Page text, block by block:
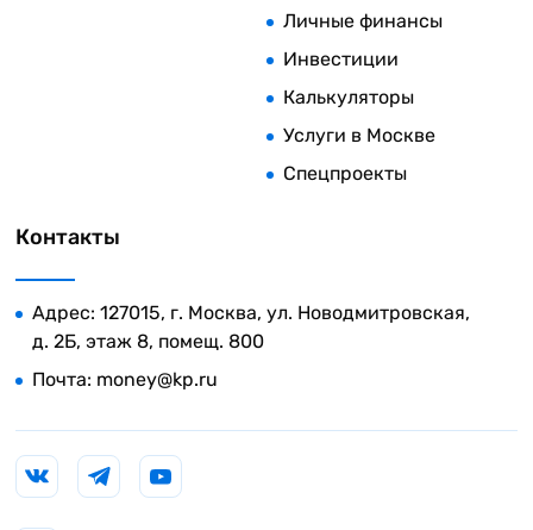
Личные финансы
Инвестиции
Калькуляторы
Услуги в Москве
Спецпроекты
Контакты
Адрес: 127015, г. Москва, ул. Новодмитровская,
д. 2Б, этаж 8, помещ. 800
Почта: money@kp.ru